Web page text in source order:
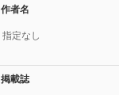
作者名
指定なし
掲載誌